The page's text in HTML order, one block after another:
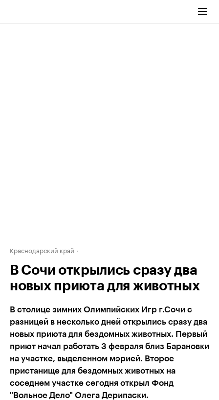
Краснодарский край
В Сочи открылись сразу два
новых приюта для животных
В столице зимних Олимпийских Игр г.Сочи с
разницей в несколько дней открылись сразу два
новых приюта для бездомных животных. Первый
приют начал работать 3 февраля близ Барановки
на участке, выделенном мэрией. Второе
пристанище для бездомных животных на
соседнем участке сегодня открыл Фонд
"Вольное Дело" Олега Дерипаски.